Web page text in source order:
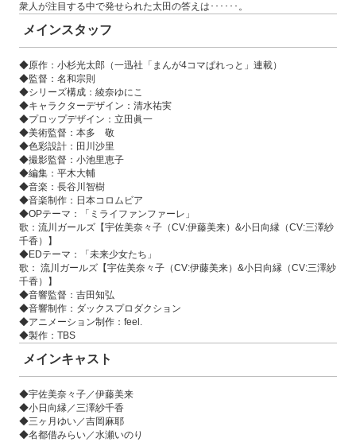
衆人が注目する中で発せられた太田の答えは･･････。
メインスタッフ
◆原作：小杉光太郎（一迅社「まんが4コマぱれっと」連載）
◆監督：名和宗則
◆シリーズ構成：綾奈ゆにこ
◆キャラクターデザイン：清水祐実
◆プロップデザイン：立田眞一
◆美術監督：本多 敬
◆色彩設計：田川沙里
◆撮影監督：小池里恵子
◆編集：平木大輔
◆音楽：長谷川智樹
◆音楽制作：日本コロムビア
◆OPテーマ：「ミライファンファーレ」
歌：流川ガールズ【宇佐美奈々子（CV:伊藤美来）&小日向縁（CV:三澤紗
千香）】
◆EDテーマ：「未来少女たち」
歌： 流川ガールズ【宇佐美奈々子（CV:伊藤美来）&小日向縁（CV:三澤紗
千香）】
◆音響監督：吉田知弘
◆音響制作：ダックスプロダクション
◆アニメーション制作：feel.
◆製作：TBS
メインキャスト
◆宇佐美奈々子／伊藤美来
◆小日向縁／三澤紗千香
◆三ヶ月ゆい／吉岡麻耶
◆名都借みらい／水瀬いのり